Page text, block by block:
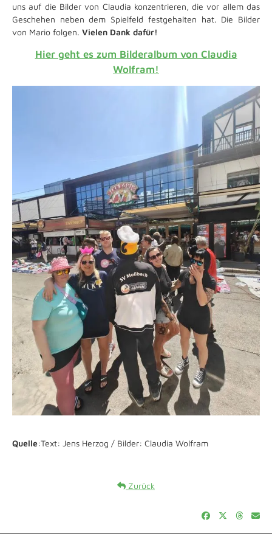
uns auf die Bilder von Claudia konzentrieren, die vor allem das
Geschehen neben dem Spielfeld festgehalten hat. Die Bilder
von Mario folgen. Vielen Dank dafür!
Hier geht es zum Bilderalbum von Claudia
Wolfram!
Quelle:Text: Jens Herzog / Bilder: Claudia Wolfram
Zurück